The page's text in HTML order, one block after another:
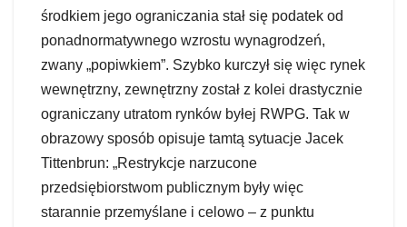
środkiem jego ograniczania stał się podatek od
ponadnormatywnego wzrostu wynagrodzeń,
zwany „popiwkiem”. Szybko kurczył się więc rynek
wewnętrzny, zewnętrzny został z kolei drastycznie
ograniczany utratom rynków byłej RWPG. Tak w
obrazowy sposób opisuje tamtą sytuacje Jacek
Tittenbrun: „Restrykcje narzucone
przedsiębiorstwom publicznym były więc
starannie przemyślane i celowo – z punktu